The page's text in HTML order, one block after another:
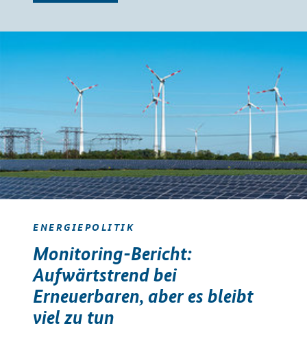
ENERGIEPOLITIK
Monitoring-Bericht:
Aufwärtstrend bei
Erneuerbaren, aber es bleibt
viel zu tun